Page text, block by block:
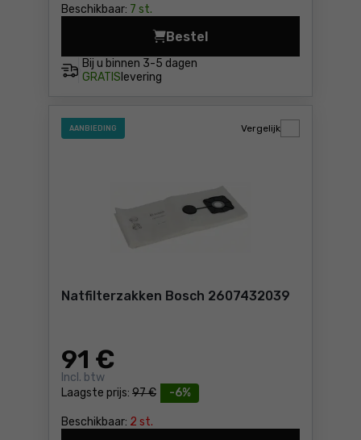
Beschikbaar: 7 st.
Bij u binnen 3-5 dagen
GRATIS levering
Bestel
Polyester platte plooifilter
AANBIEDING
Natfilterzakken Bosch 2607432039
-6%
Laagste prijs: 97 €
91 €
Incl. btw
Beschikbaar: 2 st.
Vergelijk